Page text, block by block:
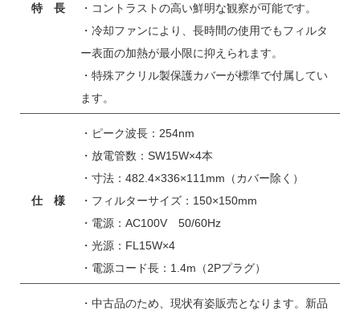
特 長
・コントラストの高い鮮明な観察が可能です。
・冷却ファンにより、長時間の使用でもフィルタ
ー表面の加熱が最小限に抑えられます。
・特殊アクリル製保護カバーが標準で付属してい
ます。
仕 様
・ピーク波長：254nm
・放電管数：SW15W×4本
・寸法：482.4×336×111mm（カバー除く）
・フィルターサイズ：150×150mm
・電源：AC100V 50/60Hz
・光源：FL15W×4
・電源コード長：1.4m（2Pプラグ）
・中古品のため、現状有姿販売となります。新品